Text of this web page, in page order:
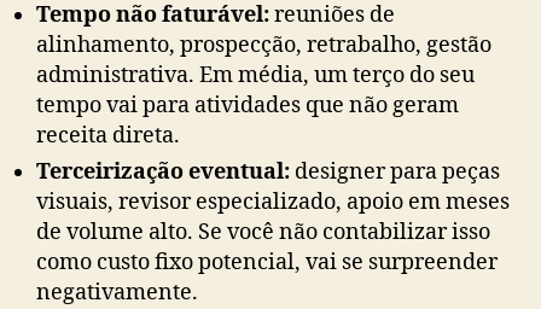
Tempo não faturável:reuniões de
alinhamento, prospecção, retrabalho, gestão
administrativa. Em média, um terço do seu
tempo vai para atividades que não geram
receita direta.
Terceirização eventual: designer para peças
visuais, revisor especializado, apoio em meses
de volume alto. Se você não contabilizar isso
como custo fixo potencial, vai se surpreender
negativamente.